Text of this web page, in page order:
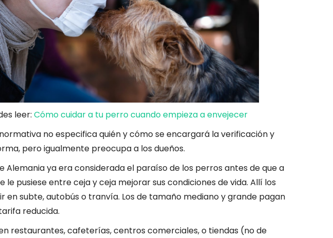
leer: Cómo cuidar a tu perro cuando empieza a envejecer
no especifica quién y cómo se encargará la verificación y
pero igualmente preocupa a los dueños.
Alemania ya era considerada el paraíso de los perros antes de que a
le pusiese entre ceja y ceja mejorar sus condiciones de vida. Allí los
en subte, autobús o tranvía. Los de tamaño mediano y grande pagan
reducida.
restaurantes, cafeterías, centros comerciales, o tiendas (no de